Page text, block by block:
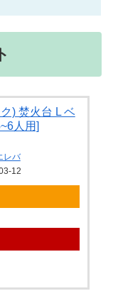
) 焚火台 L ベ
人用]
レバ
12